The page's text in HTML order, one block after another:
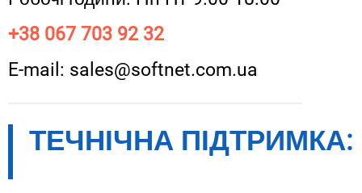
+38 067 703 92 32
E-mail: sales@softnet.com.ua
ТЕЧНІЧНА ПІДТРИМКА: